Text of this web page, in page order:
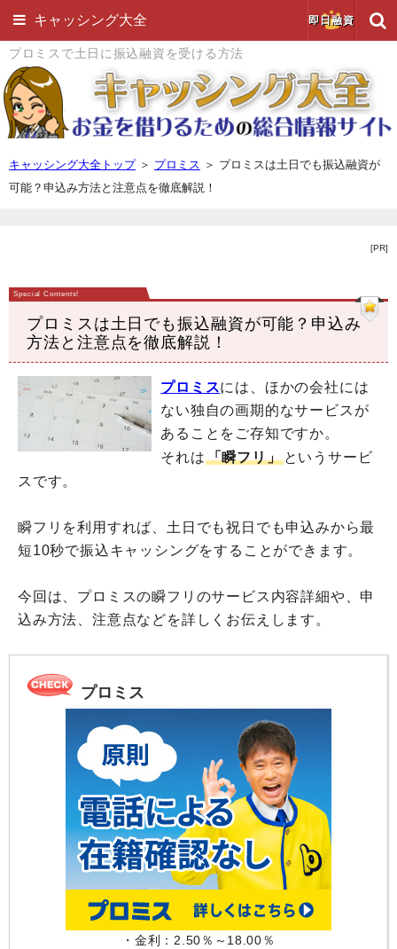
キャッシング大全 即日融資
プロミスで土日に振込融資を受ける方法
キャッシング大全トップ＞ プロミス ＞ プロミスは土日でも振込融資が
可能？申込み方法と注意点を徹底解説！
[PR]
プロミスは土日でも振込融資が可能？申込み
方法と注意点を徹底解説！
プロミスには、ほかの会社には
ない独自の画期的なサービスが
あることをご存知ですか。
それは 「瞬フリ」というサービ
スです。
瞬フリを利用すれば、土日でも祝日でも申込みから最
短10秒で振込キャッシングをすることができます。
今回は、プロミスの瞬フリのサービス内容詳細や、申
込み方法、注意点などを詳しくお伝えします。
プロミス
・金利：2.50％～18.00％